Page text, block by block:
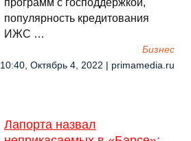
программ с господдержкой,
популярность кредитования
ИЖС …
Бизнес
10:40, Октябрь 4, 2022 | primamedia.ru
Лапорта назвал